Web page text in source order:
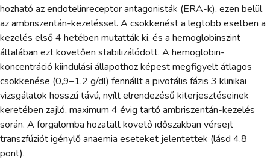
hozható az endotelinreceptor antagonisták (ERA-k), ezen belül
az ambriszentán-kezeléssel. A csökkenést a legtöbb esetben a
kezelés első 4 hetében mutatták ki, és a hemoglobinszint
általában ezt követően stabilizálódott. A hemoglobin-
koncentráció kiindulási állapothoz képest megfigyelt átlagos
csökkenése (0,9–1,2 g/dl) fennállt a pivotális fázis 3 klinikai
vizsgálatok hosszú távú, nyílt elrendezésű kiterjesztéseinek
keretében zajló, maximum 4 évig tartó ambriszentán-kezelés
során. A forgalomba hozatalt követő időszakban vérsejt
transzfúziót igénylő anaemia eseteket jelentettek (lásd 4.8
pont).